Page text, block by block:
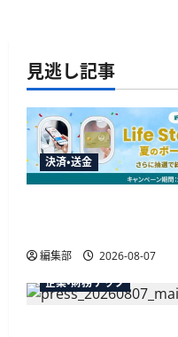
見逃し記事
決済・送金
編集部
2026-08-07
企業・財務テック